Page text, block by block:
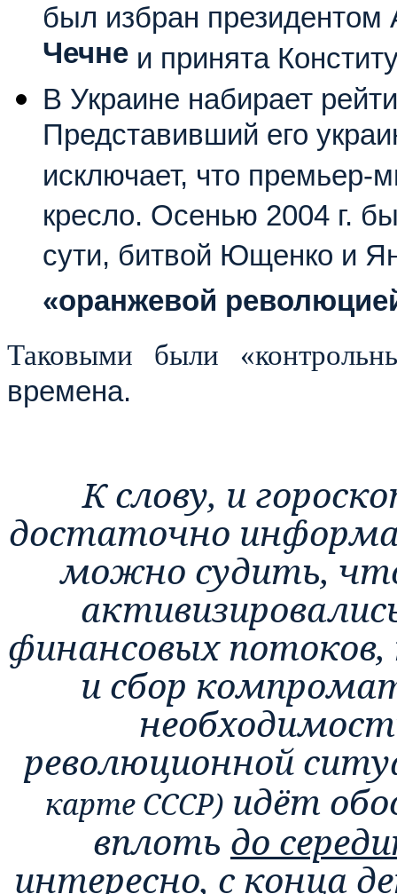
был избран
Чечне и принята
В Украине набирает
Представивший его
исключает, что премьер-
кресло. Осенью 2004 г.
сути, битвой Ющенко и
«оранжевой
Таковыми были
времена.
К слову, и
достаточно
можно судить,
финансовых
и сбор
революционной
карте СССР) идёт
вплоть до
интересно, с конца